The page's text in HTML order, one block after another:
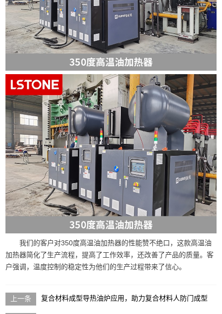
我们的客户对350度高温油加热器的性能赞不绝口，这款高温油
加热器简化了生产流程，提高了工作效率，还改善了产品的质量。客
户强调，温度控制的稳定性为他们的生产过程带来了信心。
复合材料成型导热油炉应用，助力复合材料人防门成型